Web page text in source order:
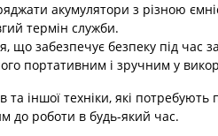
акумулятори з різною
термін служби.
що забезпечує безпеку під час
портативним і зручним у
та іншої техніки, які
до роботи в будь-який час.